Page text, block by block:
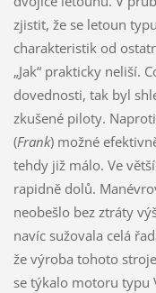
zjistit, že se letoun
charakteristik od
„Jak“ prakticky neliší.
dovednosti, tak byl
zkušené piloty.
(Frank) možné
tehdy již málo. Ve
rapidně dolů.
neobešlo bez ztráty
navíc sužovala celá
že výroba tohoto
se týkalo motoru typu